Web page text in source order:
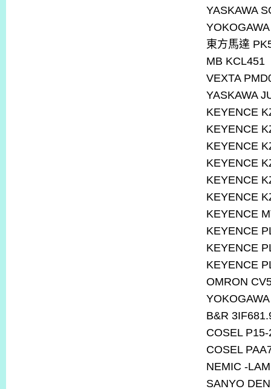
YASKAWA
東方馬達
MB KCL451
VEXTA
YASKAWA
KEYENCE
KEYENCE
KEYENCE
KEYENCE
KEYENCE
KEYENCE
KEYENCE
KEYENCE
KEYENCE
KEYENCE
OMRON
B&R
COSEL
COSEL
NEMIC -
SANYO